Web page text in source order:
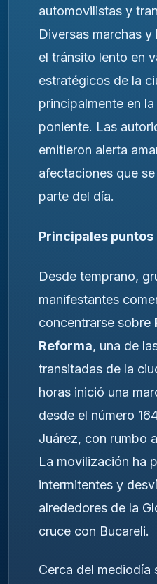
automovilistas y
Diversas marchas
el tránsito lento en
estratégicos de la
principalmente en
poniente. Las
emitieron alerta
afectaciones que
parte del día.
Principales
Desde temprano,
manifestantes
concentrarse sobre
Reforma, una de
transitadas de la
horas inició una
desde el número
Juárez, con rumbo
La movilización ha
intermitentes y
alrededores de la
cruce con Bucareli.
Cerca del mediodía